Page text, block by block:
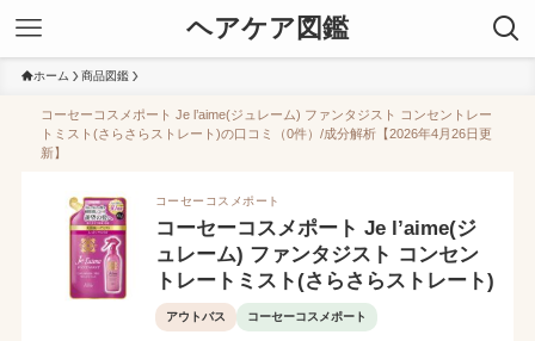
ヘアケア図鑑
ホーム 商品図鑑
コーセーコスメポート Je l’aime(ジュレーム) ファンタジスト コンセントレー
トミスト(さらさらストレート)の口コミ（0件）/成分解析【2026年4月26日更
新】
コーセーコスメポート
コーセーコスメポート Je l’aime(ジ
ュレーム) ファンタジスト コンセン
トレートミスト(さらさらストレート)
アウトバス コーセーコスメポート